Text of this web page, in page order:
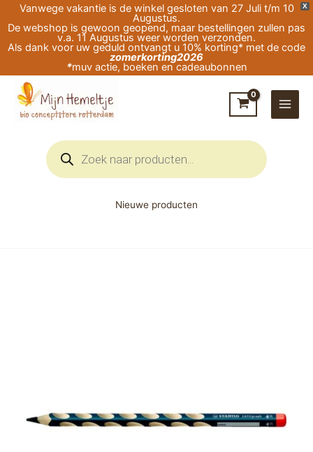
X
Vanwege vakantie is de winkel gesloten van 27 Juli t/m 10
Augustus.
De webshop is gewoon geopend, maar bestellingen zullen pas
v.a. 11 Augustus weer worden verzonden.
Als dank voor uw geduld ontvangt u 10% korting* met de code
zomerkorting2026
*muv actie, boeken en cadeaubonnen
naar
de
Producten
zoeken
Nieuwe producten